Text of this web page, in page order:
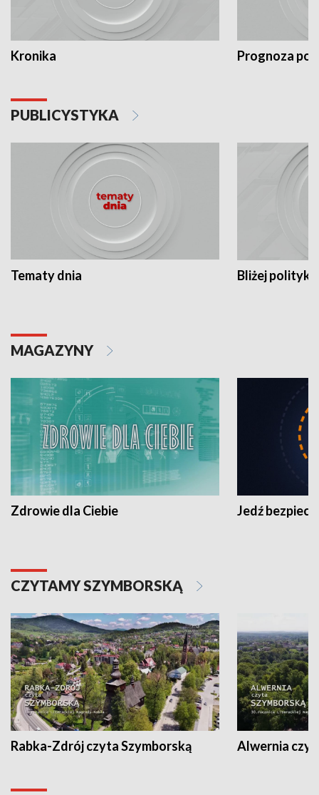
Kronika Prognoza
PUBLICYSTYKA
Tematy dnia Bliżej polityki
MAGAZYNY
Zdrowie dla Ciebie Jedź
CZYTAMY SZYMBORSKĄ
Rabka-Zdrój czyta Szymborską Alwernia